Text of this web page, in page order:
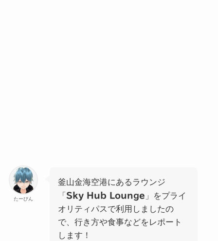
たーびん
釜山金海空港にあるラウンジ
「 Sky Hub Lounge 」をプライ
オリティパスで利用しましたの
で、行き方や食事などをレポート
します！